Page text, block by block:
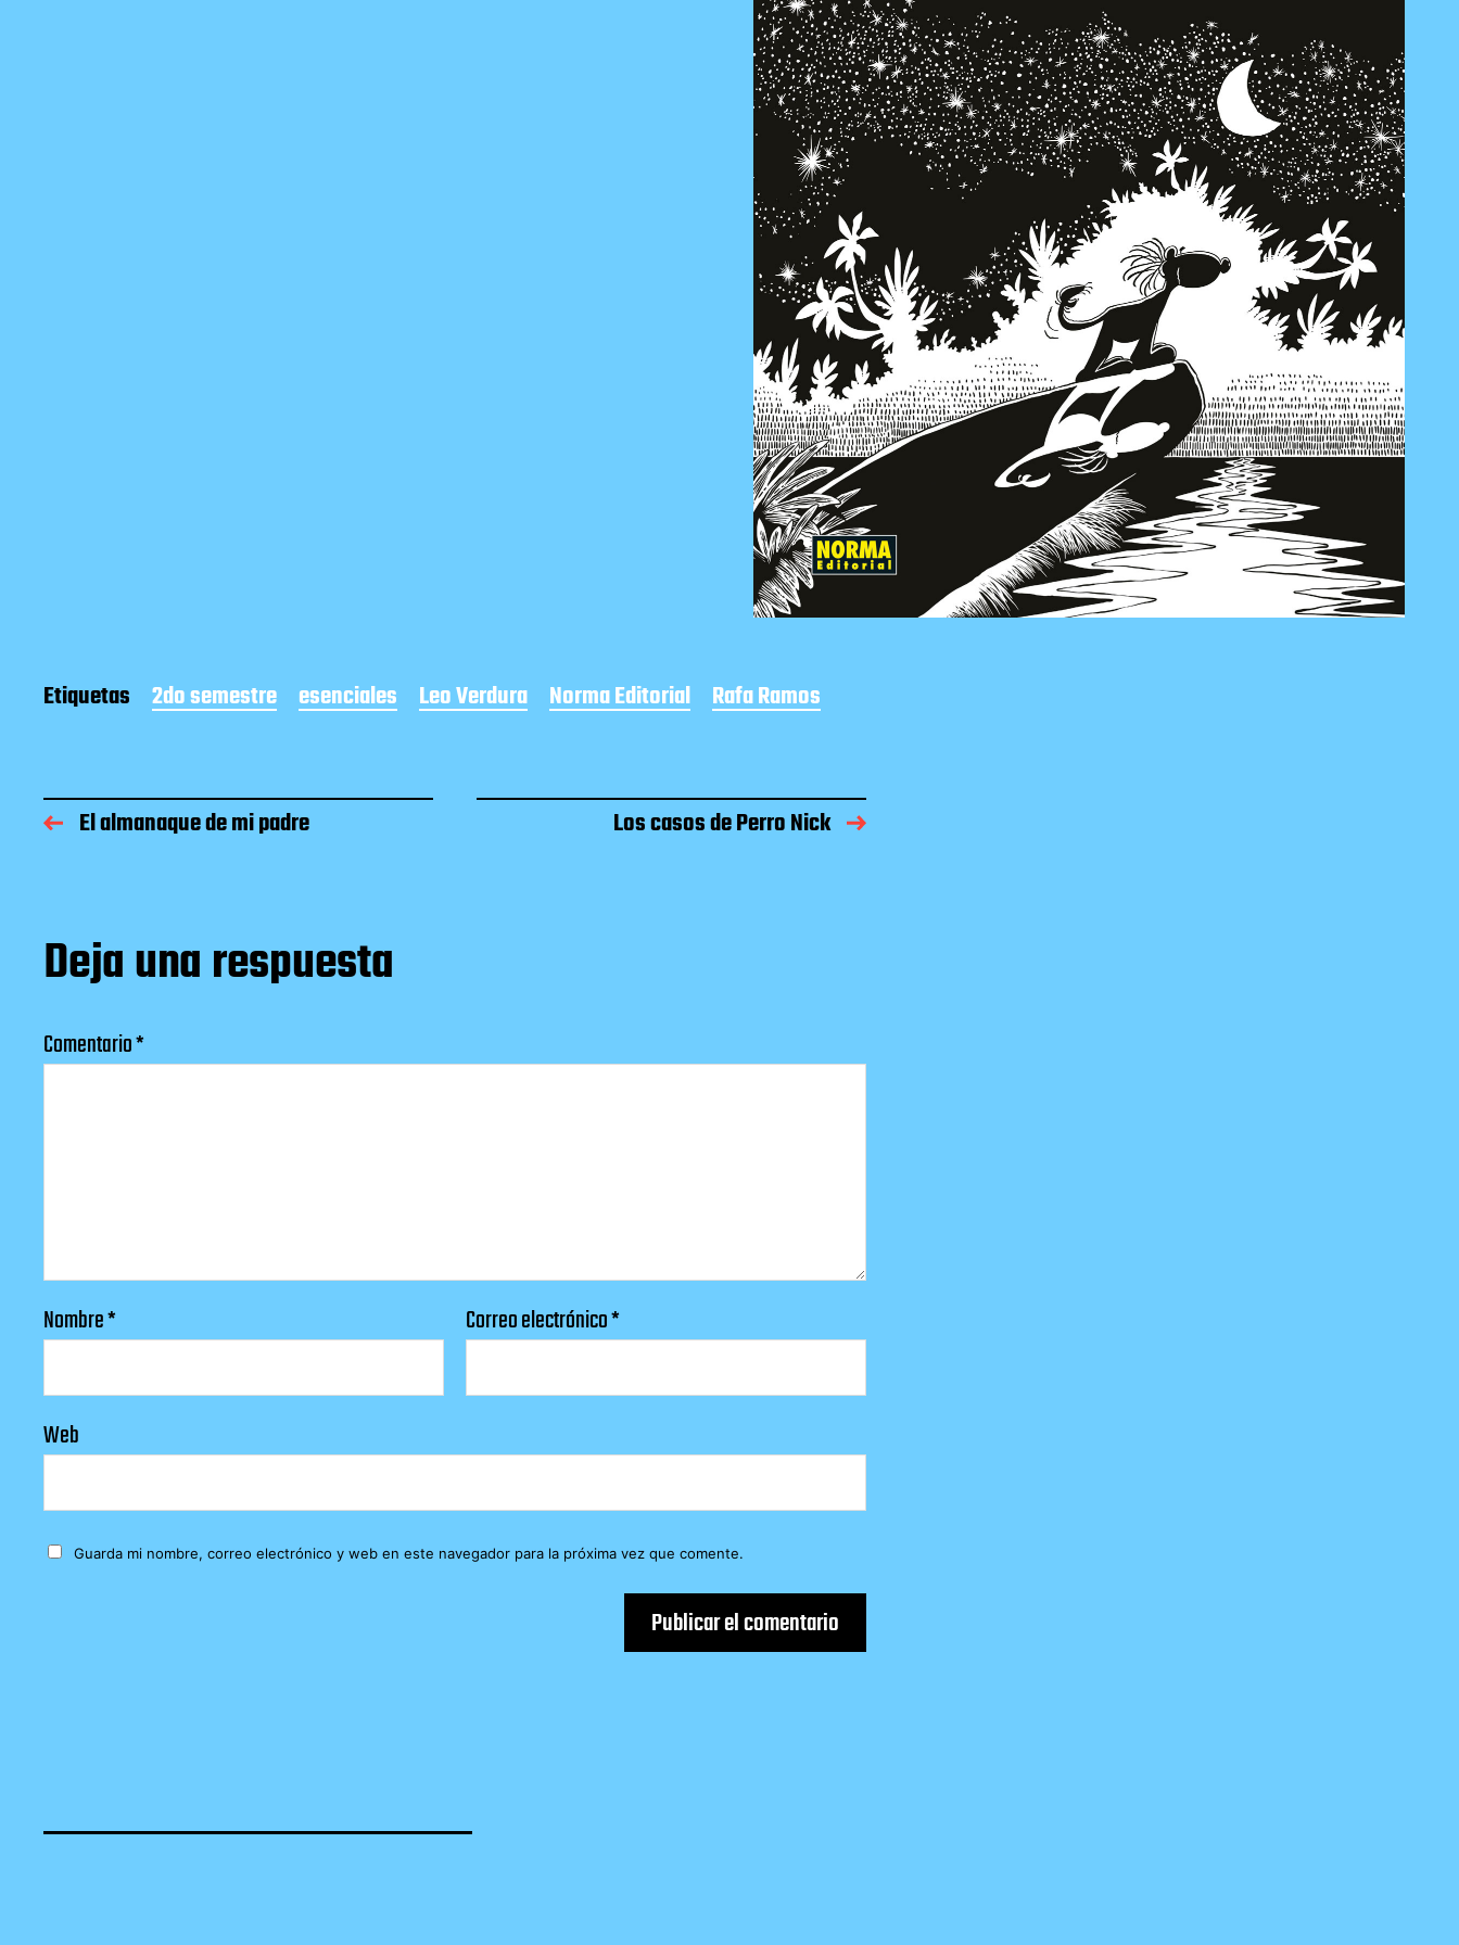
Etiquetas 2do semestre esenciales Leo Verdura Norma Editorial Rafa Ramos
El almanaque de mi padre Los casos de Perro Nick
Deja una respuesta
Comentario*
Nombre* Correo electrónico*
Web
Guarda mi nombre, correo electrónico y web en este navegador para la próxima vez que comente.